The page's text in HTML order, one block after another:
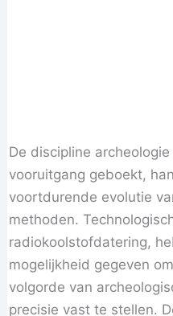
De discipline
vooruitgang geboekt,
voortdurende evolutie
methoden.
radiokoolstofdatering,
mogelijkheid gegeven
volgorde van
precisie vast te stellen.